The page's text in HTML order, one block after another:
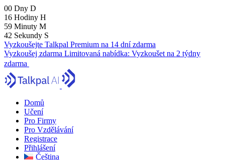
00 Dny D
16 Hodiny H
59 Minuty M
41 Sekundy S
Vyzkoušejte Talkpal Premium na 14 dní zdarma
Vyzkoušej zdarma Limitovaná nabídka: Vyzkoušet na 2 týdny
zdarma
Domů
Učení
Pro Firmy
Pro Vzdělávání
Registrace
Přihlášení
Čeština